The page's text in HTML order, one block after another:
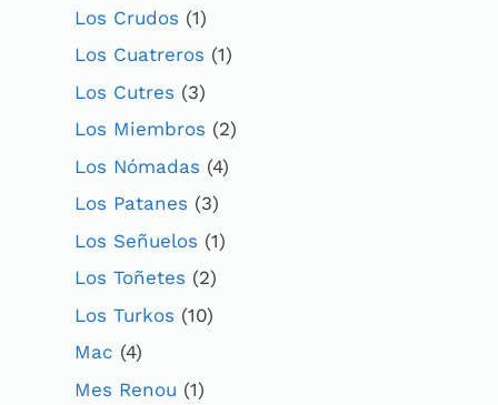
Los Crudos (1)
Los Cuatreros (1)
Los Cutres (3)
Los Miembros (2)
Los Nómadas (4)
Los Patanes (3)
Los Señuelos (1)
Los Toñetes (2)
Los Turkos (10)
Mac (4)
Mes Renou (1)